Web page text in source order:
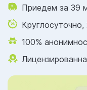
Приедем за 39
Круглосуточно,
100%